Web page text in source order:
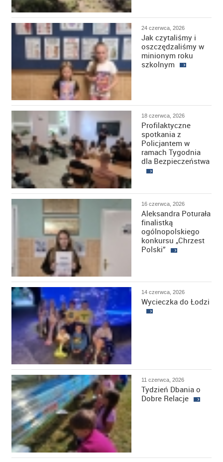
24 czerwca, 2026
Jak czytaliśmy i
oszczędzaliśmy w
minionym roku
szkolnym
18 czerwca, 2026
Profilaktyczne
spotkania z
Policjantem w
ramach Tygodnia
dla Bezpieczeństwa
16 czerwca, 2026
Aleksandra Poturała
finalistką
ogólnopolskiego
konkursu „Chrzest
Polski”
14 czerwca, 2026
Wycieczka do Łodzi
11 czerwca, 2026
Tydzień Dbania o
Dobre Relacje